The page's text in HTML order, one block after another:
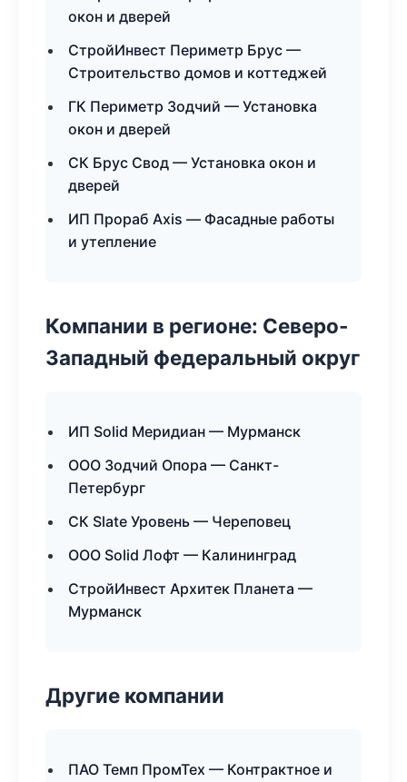
окон и дверей
СтройИнвест Периметр Брус —
Строительство домов и коттеджей
ГК Периметр Зодчий — Установка
окон и дверей
СК Брус Свод — Установка окон и
дверей
ИП Прораб Axis — Фасадные работы
и утепление
Компании в регионе: Северо-
Западный федеральный округ
ИП Solid Меридиан — Мурманск
ООО Зодчий Опора — Санкт-
Петербург
СК Slate Уровень — Череповец
ООО Solid Лофт — Калининград
СтройИнвест Архитек Планета —
Мурманск
Другие компании
ПАО Темп ПромТех — Контрактное и